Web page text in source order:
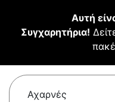
Αυτή
Συγχαρητήρια!
Αχαρνές